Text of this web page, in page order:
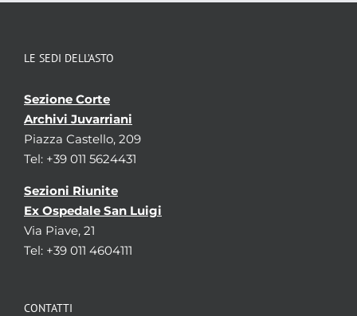
LE SEDI DELL’ASTO
Sezione Corte
Archivi Juvarriani
Piazza Castello, 209
Tel: +39 011 5624431
Sezioni Riunite
Ex Ospedale San Luigi
Via Piave, 21
Tel: +39 011 4604111
CONTATTI